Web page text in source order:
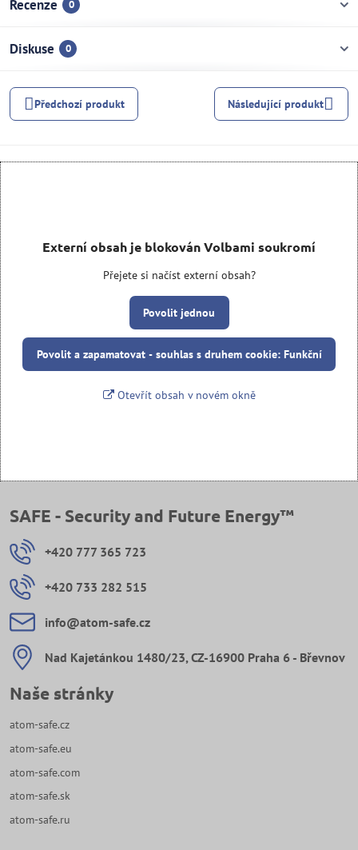
Recenze 0
Diskuse 0
Předchozí produkt Následující produkt
Externí obsah je blokován Volbami soukromí
Přejete si načíst externí obsah?
Povolit jednou
Povolit a zapamatovat - souhlas s druhem cookie: Funkční
Otevřít obsah v novém okně
SAFE - Security and Future Energy™
+420 777 365 723
+420 733 282 515
info​@atom-safe​.cz
Nad Kajetánkou 1480/23, CZ-16900 Praha 6 - Břevnov
Naše stránky
atom-safe.cz
atom-safe.eu
atom-safe.com
atom-safe.sk
atom-safe.ru